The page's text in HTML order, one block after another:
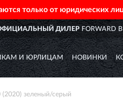
только от юридических
ДИЛЕР FORWARD
И ЮРЛИЦАМ НОВИНКИ
(2020) зеленый/серый